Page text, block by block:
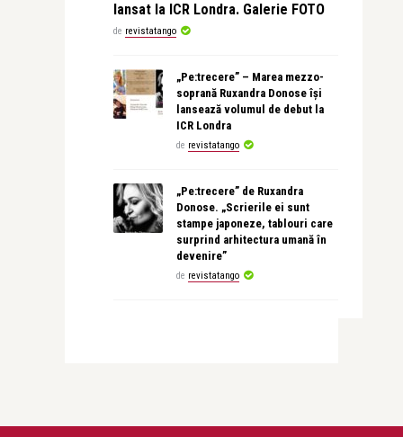
lansat la ICR Londra. Galerie FOTO
de revistatango
„Pe:trecere” – Marea mezzo-
soprană Ruxandra Donose își
lansează volumul de debut la
ICR Londra
de revistatango
„Pe:trecere” de Ruxandra
Donose. „Scrierile ei sunt
stampe japoneze, tablouri care
surprind arhitectura umană în
devenire”
de revistatango